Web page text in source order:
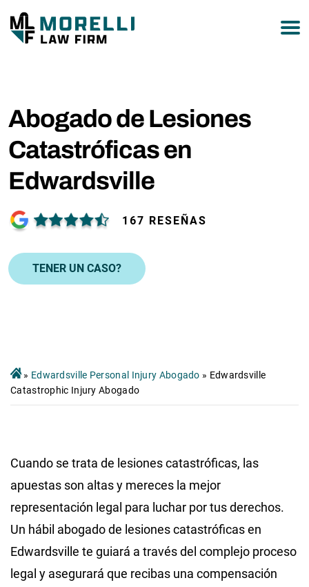
Abogado de Lesiones
Catastróficas en
Edwardsville
167 RESEÑAS
TENER UN CASO?
» Edwardsville Personal Injury Abogado » Edwardsville
Catastrophic Injury Abogado
Cuando se trata de lesiones catastróficas, las
apuestas son altas y mereces la mejor
representación legal para luchar por tus derechos.
Un hábil abogado de lesiones catastróficas en
Edwardsville te guiará a través del complejo proceso
legal y asegurará que recibas una compensación